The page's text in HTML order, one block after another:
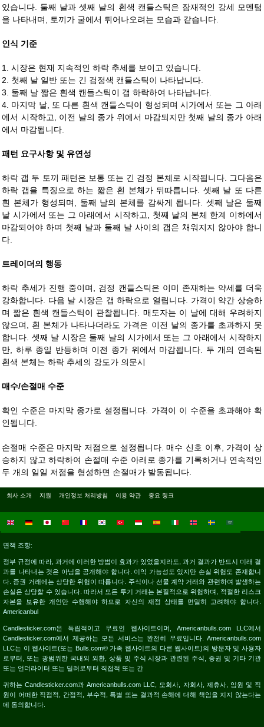
있습니다. 둘째 날과 셋째 날의 흰색 캔들스틱은 잠재적인 강세 모멘텀
을 나타내며, 토끼가 굴에서 튀어나오려는 모습과 같습니다.
인식 기준
1. 시장은 현재 지속적인 하락 추세를 보이고 있습니다.
2. 첫째 날 일반 또는 긴 검정색 캔들스틱이 나타납니다.
3. 둘째 날 짧은 흰색 캔들스틱이 갭 하락하여 나타납니다.
4. 마지막 날, 또 다른 흰색 캔들스틱이 형성되며 시가에서 또는 그 아래
에서 시작하고, 이전 날의 종가 위에서 마감되지만 첫째 날의 종가 아래
에서 마감됩니다.
패턴 요구사항 및 유연성
하락 갭 두 토끼 패턴은 보통 또는 긴 검정 본체로 시작됩니다. 그다음은
하락 갭을 특징으로 하는 짧은 흰 본체가 뒤따릅니다. 셋째 날 또 다른
흰 본체가 형성되며, 둘째 날의 본체를 감싸게 됩니다. 셋째 날은 둘째
날 시가에서 또는 그 아래에서 시작하고, 첫째 날의 본체 한계 이하에서
마감되어야 하며 첫째 날과 둘째 날 사이의 갭은 채워지지 않아야 합니
다.
트레이더의 행동
하락 추세가 진행 중이며, 검정 캔들스틱은 이미 존재하는 약세를 더욱
강화합니다. 다음 날 시장은 갭 하락으로 열립니다. 가격이 약간 상승하
며 짧은 흰색 캔들스틱이 관찰됩니다. 매도자는 이 날에 대해 우려하지
않으며, 흰 본체가 나타나더라도 가격은 이전 날의 종가를 초과하지 못
합니다. 셋째 날 시장은 둘째 날의 시가에서 또는 그 아래에서 시작하지
만, 하루 종일 반등하며 이전 종가 위에서 마감됩니다. 두 개의 연속된
흰색 본체는 하락 추세의 강도가 의문시
매수/손절매 수준
확인 수준은 마지막 종가로 설정됩니다. 가격이 이 수준을 초과해야 확
인됩니다.
손절매 수준은 마지막 저점으로 설정됩니다. 매수 신호 이후, 가격이 상
승하지 않고 하락하여 손절매 수준 아래로 종가를 기록하거나 연속적인
두 개의 일일 저점을 형성하면 손절매가 발동됩니다.
회사 소개 지원 개인정보 처리방침 이용 약관 중요 링크
면책 조항:
정부 규정에 따라, 과거에 이러한 방법이 효과가 있었을지라도, 과거 결과가 반드시 미래 결
과를 나타내는 것은 아님을 공개해야 합니다. 이익 가능성도 있지만 손실 위험도 존재합니
다. 증권 거래에는 상당한 위험이 따릅니다. 주식이나 선물 계약 거래와 관련하여 발생하는
손실은 상당할 수 있습니다. 따라서 모든 투기 거래는 본질적으로 위험하며, 적절한 리스크
자본을 보유한 개인만 수행해야 하므로 자신의 재정 상태를 면밀히 고려해야 합니다.
Americanbul
Candlesticker.com은 독립적이고 무료인 웹사이트이며, Americanbulls.com LLC에서
Candlesticker.com에서 제공하는 모든 서비스는 완전히 무료입니다. Americanbulls.com
LLC는 이 웹사이트(또는 Bulls.com© 가족 웹사이트의 다른 웹사이트)의 방문자 및 사용자
로부터, 또는 광범위한 국내외 외환, 상품 및 주식 시장과 관련된 주식, 증권 및 기타 기관
또는 언더라이터 또는 딜러로부터 직접적 또는 간
귀하는 Candlesticker.com과 Americanbulls.com LLC, 모회사, 자회사, 제휴사, 임원 및 직
원이 어떠한 직접적, 간접적, 부수적, 특별 또는 결과적 손해에 대해 책임을 지지 않는다는
데 동의합니다.